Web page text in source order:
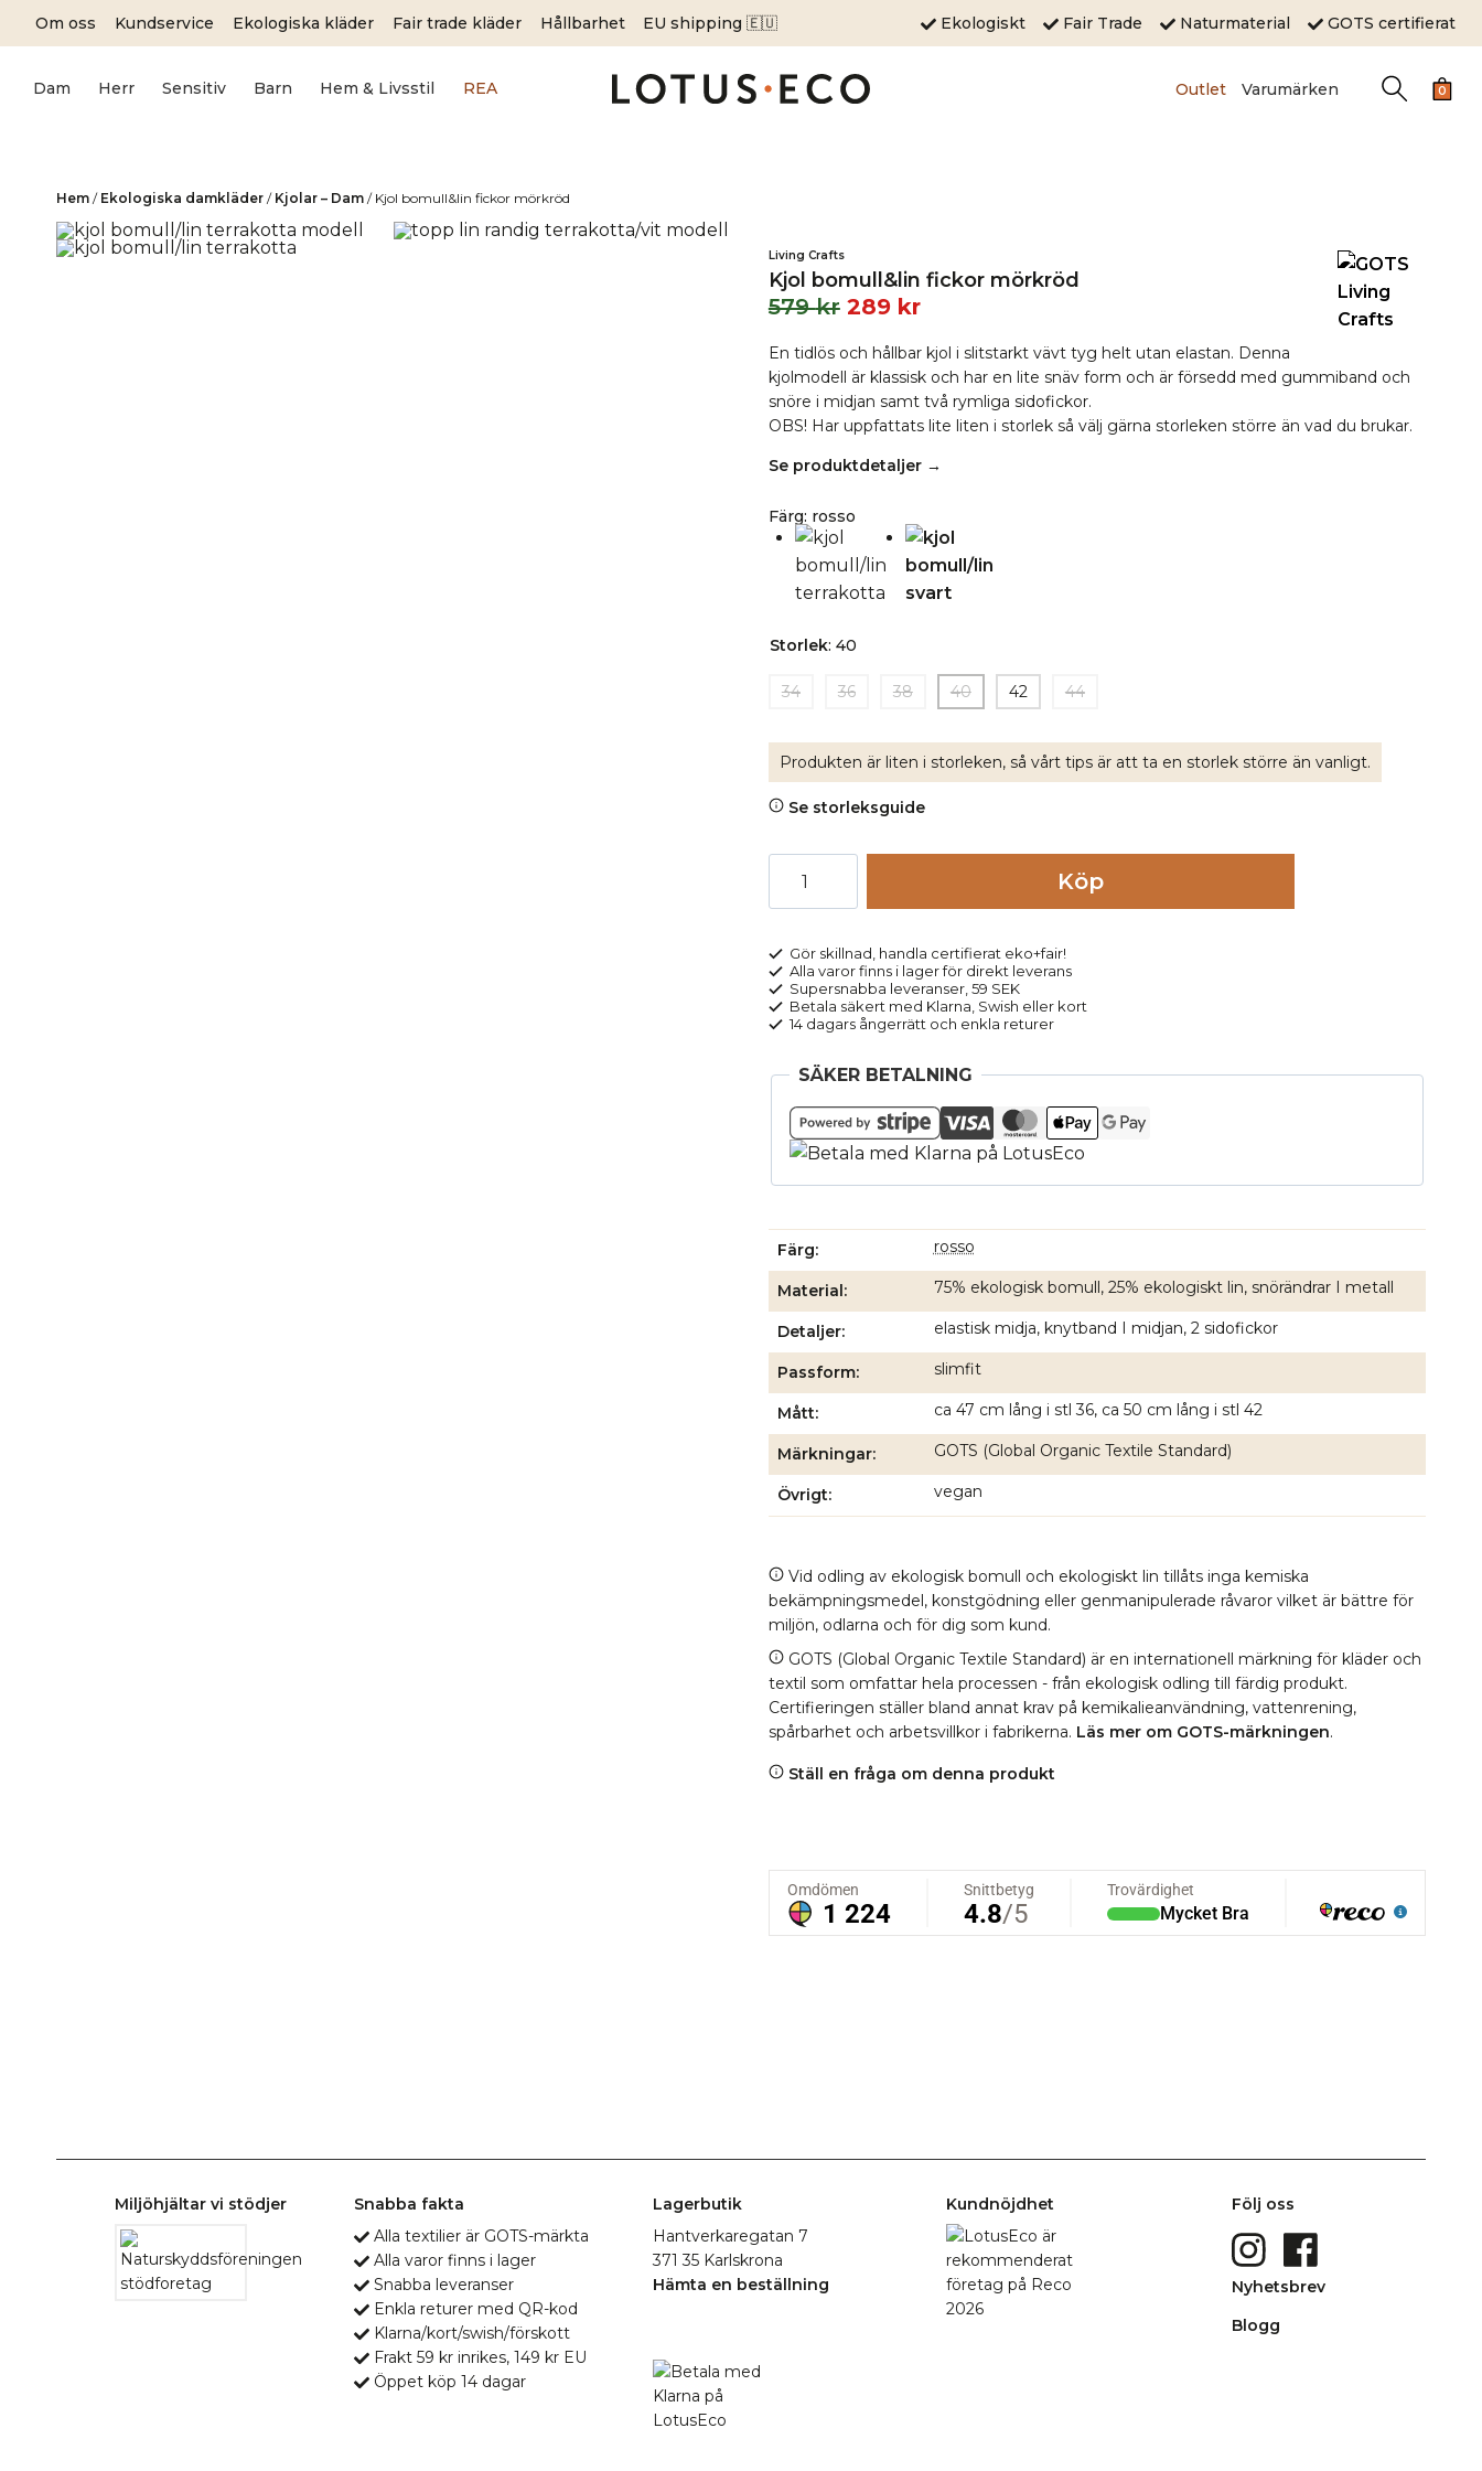
Om oss Kundservice Ekologiska kläder Fair trade kläder Hållbarhet EU shipping 🇪🇺 Ekologiskt Fair Trade Naturmaterial GOTS certifierat
Dam Herr Sensitiv Barn Hem & Livsstil REA Outlet Varumärken 0
Hem / Ekologiska damkläder / Kjolar – Dam / Kjol bomull&lin fickor mörkröd
Living Crafts
Kjol bomull&lin fickor mörkröd
579kr 289 kr
En tidlös och hållbar kjol i slitstarkt vävt tyg helt utan elastan. Denna
kjolmodell är klassisk och har en lite snäv form och är försedd med gummiband och
snöre i midjan samt två rymliga sidofickor.
OBS! Har uppfattats lite liten i storlek så välj gärna storleken större än vad du brukar.
Se produktdetaljer →
Färg: rosso
Storlek: 40
34 36 38 40 42 44
Produkten är liten i storleken, så vårt tips är att ta en storlek större än vanligt.
Se storleksguide
bomull&lin
mörkröd
mängd
Köp
Gör skillnad, handla certifierat eko+fair!
Alla varor finns i lager för direkt leverans
Supersnabba leveranser, 59 SEK
Betala säkert med Klarna, Swish eller kort
14 dagars ångerrätt och enkla returer
SÄKER BETALNING
Färg rosso
Material 75% ekologisk bomull, 25% ekologiskt lin, snörändrar I metall
Detaljer elastisk midja, knytband I midjan, 2 sidofickor
Passform slimfit
Mått ca 47 cm lång i stl 36, ca 50 cm lång i stl 42
Märkningar GOTS (Global Organic Textile Standard)
Övrigt vegan
Vid odling av ekologisk bomull och ekologiskt lin tillåts inga kemiska
bekämpningsmedel, konstgödning eller genmanipulerade råvaror vilket är bättre för
miljön, odlarna och för dig som kund.
GOTS (Global Organic Textile Standard) är en internationell märkning för kläder och
textil som omfattar hela processen - från ekologisk odling till färdig produkt.
Certifieringen ställer bland annat krav på kemikalieanvändning, vattenrening,
spårbarhet och arbetsvillkor i fabrikerna. Läs mer om GOTS-märkningen.
Ställ en fråga om denna produkt
Miljöhjältar vi stödjer
Snabba fakta
Alla textilier är GOTS-märkta
Alla varor finns i lager
Snabba leveranser
Enkla returer med QR-kod
Klarna/kort/swish/förskott
Frakt 59 kr inrikes, 149 kr EU
Öppet köp 14 dagar
Lagerbutik
Hantverkaregatan 7
371 35 Karlskrona
Hämta en beställning
Kundnöjdhet Följ oss
Nyhetsbrev
Blogg